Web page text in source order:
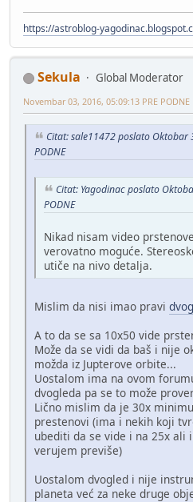
https://astroblog-
Sekula
Global Moderator
Novembar 03, 2016, 05:09:13 PRE PODNE
Citat: sale11472 poslato Oktobar
PODNE
Citat: Yagodinac poslato
PODNE
Nikad nisam video
verovatno moguće.
utiče na nivo detalja.
Mislim da nisi imao pravi
A to da se sa 10x50 vide
Može da se vidi da baš i nije
možda iz Jupterove orbite...
Uostalom ima na ovom
dvogleda pa se to može
Lično mislim da je 30x
prestenovi (ima i nekih koji
ubediti da se vide i na 25x ali
verujem previše)
Uostalom dvogled i nije
planeta već za neke druge